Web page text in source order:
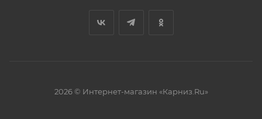
2026 © Интернет-магазин «Карниз.Ru»